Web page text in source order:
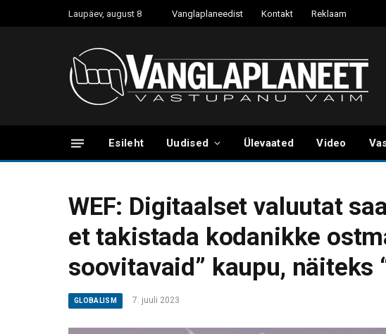
Laupäev, august 8 Vanglaplaneedist Kontakt Reklaam
Esileht Uudised Ülevaated Video
WEF: Digitaalset valuutat
et takistada kodanikke
soovitavaid” kaupu, näiteks
GLOBALISM 7. juuli 2023